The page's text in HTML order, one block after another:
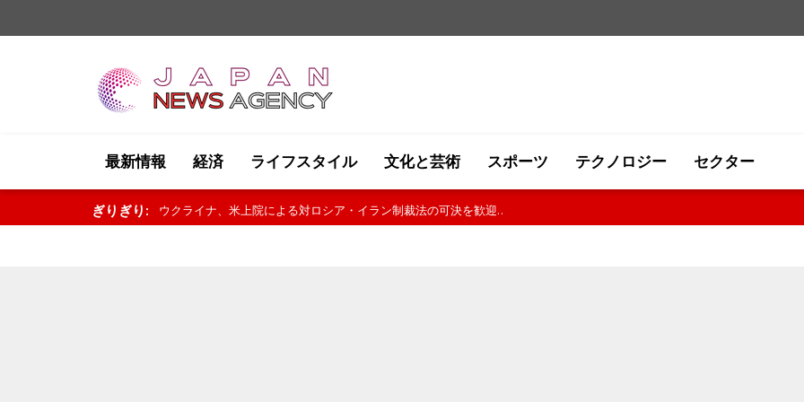
最新情報 経済 ライフスタイル 文化と芸術 スポーツ テクノロジー セクター
ぎりぎり: ウクライナ、米上院による対ロシア・イラン制裁法の可決を歓迎..